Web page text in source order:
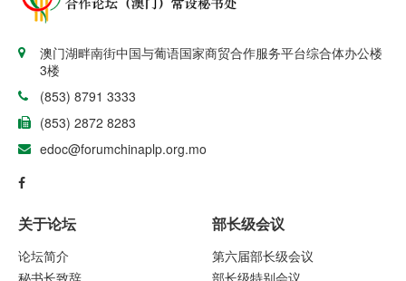
澳门湖畔南街中国与葡语国家商贸合作服务平台综合体办公楼
3楼
(853) 8791 3333
(853) 2872 8283
edoc@forumchinaplp.org.mo
关于论坛
论坛简介
部长级会议
第六届部长级会议